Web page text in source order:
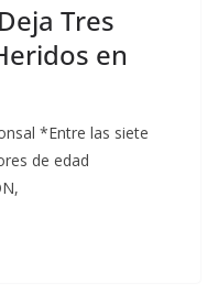
Tres
en
*Entre las siete
de edad